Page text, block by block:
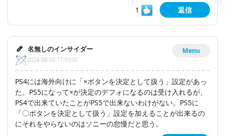
1 返信
Menu
名無しのインサイダー
2024-08-03 17:53:02
PS4には海外向けに「×ボタンを決定として扱う」設定があっ
た。PS5になって×が決定のデフォになるのは受け入れるが、
PS4で出来ていたことがPS5で出来ないわけがない。PS5に
「〇ボタンを決定として扱う」設定を加えることが出来るの
にそれをやらないのはソニーの怠慢だと思う。